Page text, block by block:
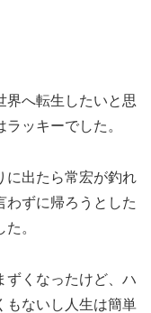
界へ転生したいと思
ッキーでした。
に出たら常宏が釣れ
わずに帰ろうとした
。
ずくなったけど、ハ
もないし人生は簡単